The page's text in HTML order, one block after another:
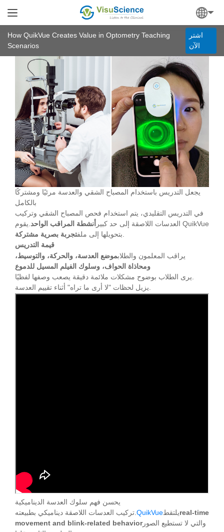
How QuikVue Creates Value in Optometry Teaching
Scenarios
اشتر
الآن
يجعل التدريس باستخدام المصباح الشقي والعدسة مرئيًا ومشتركًا
بالكامل
في التدريس التقليدي، يتم استخدام فحص المصباح الشقي وتركيب
العدسات اللاصقة إلى حد كبير أنشطة المراقب الواحد .يقوم QuikVue
بتحويلها إلى ملفتجربة بصرية مشتركة
قيمة التدريس
يراقب المعلمون والطلابموضع العدسة، والحركة، والتوسيط،
ومحاذاة الحواف، وسلوك الفيلم المسيل للدموع
يحسن فهم سلوك العدسة الديناميكية
QuikVueيلتقطreal-time
movement and blink-related behaviorوالتي لا تستطيع الصور